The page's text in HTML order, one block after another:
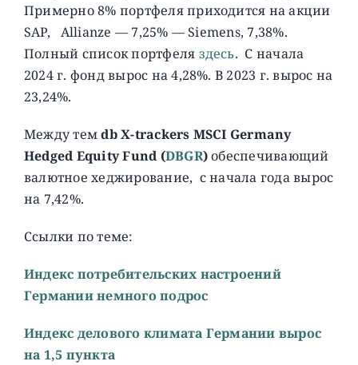
Примерно 8% портфеля приходится на акции
SAP, Allianze — 7,25% — Siemens, 7,38%.
Полный список портфеля здесь. C начала
2024 г. фонд вырос на 4,28%. В 2023 г. вырос на
23,24%.
Между темdb X-trackers MSCI Germany
Hedged Equity Fund (DBGR)обеспечивающий
валютное хеджирование, с начала года вырос
на 7,42%.
Ссылки по теме:
Индекс потребительских настроений
Германии немного подрос
Индекс делового климата Германии вырос
на 1,5 пункта